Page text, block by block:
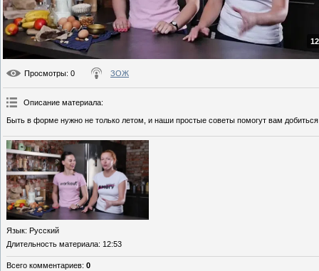
Просмотры: 0 ЗОЖ
Описание материала:
Быть в форме нужно не только летом, и наши простые советы помогут вам добиться
Язык: Русский
Длительность материала: 12:53
Всего комментариев: 0